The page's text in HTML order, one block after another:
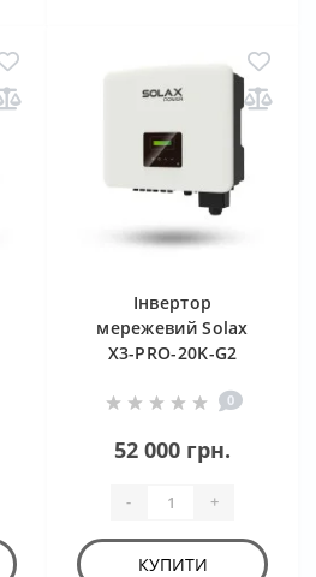
Інвертор
мережевий Solax
X3-PRO-20K-G2
0
52 000 грн.
- +
КУПИТИ